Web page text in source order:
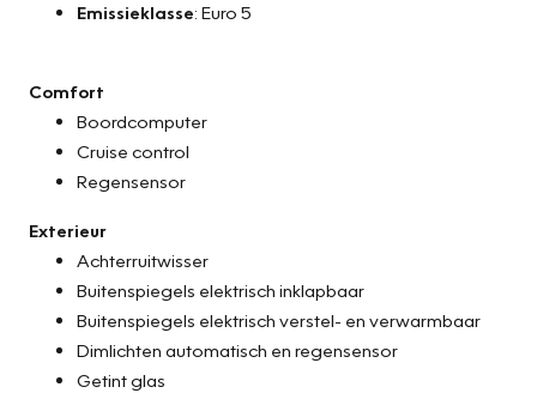
Emissieklasse: Euro 5
Comfort
Boordcomputer
Cruise control
Regensensor
Exterieur
Achterruitwisser
Buitenspiegels elektrisch inklapbaar
Buitenspiegels elektrisch verstel- en verwarmbaar
Dimlichten automatisch en regensensor
Getint glas